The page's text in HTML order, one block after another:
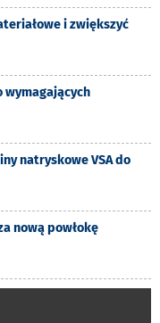
i zwiększyć
wymagających
natryskowe VSA do
nową powłokę